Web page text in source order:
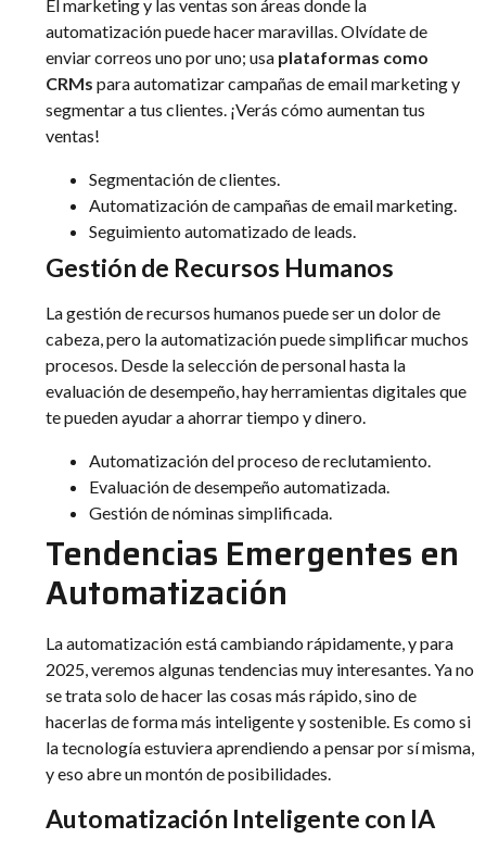
El marketing y las ventas son áreas donde la
automatización puede hacer maravillas. Olvídate de
enviar correos uno por uno; usa plataformas como
CRMs para automatizar campañas de email marketing y
segmentar a tus clientes. ¡Verás cómo aumentan tus
ventas!
Segmentación de clientes.
Automatización de campañas de email marketing.
Seguimiento automatizado de leads.
Gestión de Recursos Humanos
La gestión de recursos humanos puede ser un dolor de
cabeza, pero la automatización puede simplificar muchos
procesos. Desde la selección de personal hasta la
evaluación de desempeño, hay herramientas digitales que
te pueden ayudar a ahorrar tiempo y dinero.
Automatización del proceso de reclutamiento.
Evaluación de desempeño automatizada.
Gestión de nóminas simplificada.
Tendencias Emergentes en
Automatización
La automatización está cambiando rápidamente, y para
2025, veremos algunas tendencias muy interesantes. Ya no
se trata solo de hacer las cosas más rápido, sino de
hacerlas de forma más inteligente y sostenible. Es como si
la tecnología estuviera aprendiendo a pensar por sí misma,
y eso abre un montón de posibilidades.
Automatización Inteligente con IA